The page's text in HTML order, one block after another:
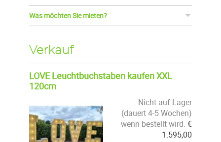
Was möchten Sie mieten?
Verkauf
LOVE Leuchtbuchstaben kaufen XXL
120cm
Nicht auf Lager
(dauert 4-5 Wochen)
wenn bestellt wird. €
1.595,00